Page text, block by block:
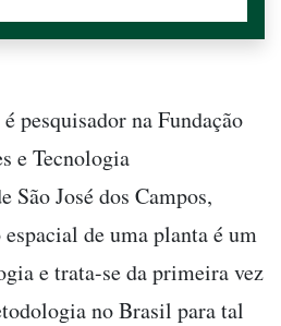
pesquisador na Fundação
e Tecnologia
São José dos Campos,
de uma planta é um
e trata-se da primeira vez
no Brasil para tal